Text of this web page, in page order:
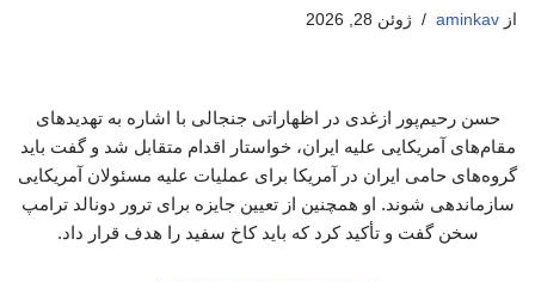
از aminkav ژوئن 28, 2026
حسن رحیم‌پور ازغدی در اظهاراتی جنجالی با اشاره به تهدیدهای
مقام‌های آمریکایی علیه ایران، خواستار اقدام متقابل شد و گفت باید
گروه‌های حامی ایران در آمریکا برای عملیات علیه مسئولان آمریکایی
سازماندهی شوند. او همچنین از تعیین جایزه برای ترور دونالد ترامپ
سخن گفت و تأکید کرد که باید کاخ سفید را هدف قرار داد.